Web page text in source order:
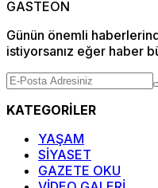
Günün önemli
istiyorsanız eğer haber
KATEGORİLER
YAŞAM
SİYASET
GAZETE OKU